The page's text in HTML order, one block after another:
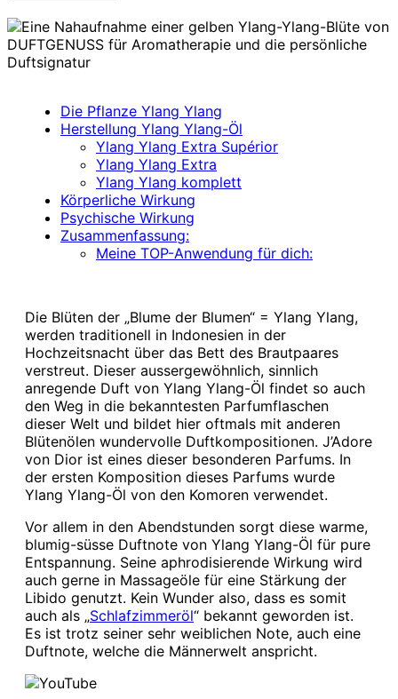
Die Pflanze Ylang Ylang
Herstellung Ylang Ylang-Öl
Ylang Ylang Extra Supérior
Ylang Ylang Extra
Ylang Ylang komplett
Körperliche Wirkung
Psychische Wirkung
Zusammenfassung:
Meine TOP-Anwendung für dich:
Die Blüten der „Blume der Blumen“ = Ylang Ylang,
werden traditionell in Indonesien in der
Hochzeitsnacht über das Bett des Brautpaares
verstreut. Dieser aussergewöhnlich, sinnlich
anregende Duft von Ylang Ylang-Öl findet so auch
den Weg in die bekanntesten Parfumflaschen
dieser Welt und bildet hier oftmals mit anderen
Blütenölen wundervolle Duftkompositionen. J’Adore
von Dior ist eines dieser besonderen Parfums. In
der ersten Komposition dieses Parfums wurde
Ylang Ylang-Öl von den Komoren verwendet.
Vor allem in den Abendstunden sorgt diese warme,
blumig-süsse Duftnote von Ylang Ylang-Öl für pure
Entspannung. Seine aphrodisierende Wirkung wird
auch gerne in Massageöle für eine Stärkung der
Libido genutzt. Kein Wunder also, dass es somit
auch als „Schlafzimmeröl“ bekannt geworden ist.
Es ist trotz seiner sehr weiblichen Note, auch eine
Duftnote, welche die Männerwelt anspricht.